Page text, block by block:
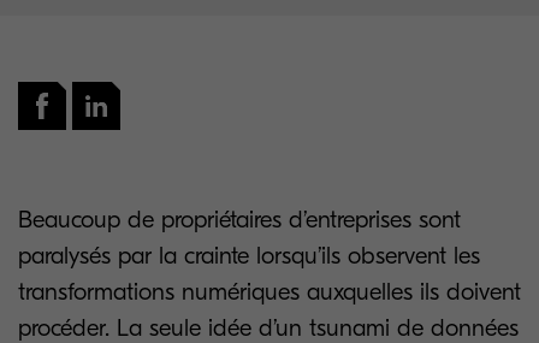
Beaucoup de propriétaires d’entreprises sont
paralysés par la crainte lorsqu’ils observent les
transformations numériques auxquelles ils doivent
procéder. La seule idée d’un tsunami de données